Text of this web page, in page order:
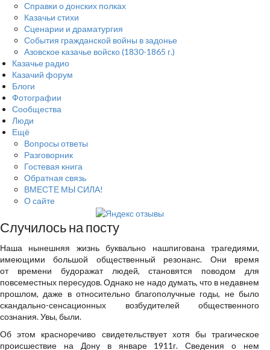
Справки о донских полках
Казачьи стихи
Сценарии и драматургия
События гражданской войны в задонье
Азовское казачье войско (1830-1865 г.)
Казачье радио
Казачий форум
Блоги
Фотографии
Сообщества
Люди
Ещё
Вопросы ответы
Разговорник
Гостевая книга
Обратная связь
ВМЕСТЕ МЫ СИЛА!
О сайте
Случилось на посту
Наша нынешняя жизнь буквально нашпигована трагедиями,
имеющими большой общественный резонанс. Они время
от времени будоражат людей, становятся поводом для
повсеместных пересудов. Однако не надо думать, что в недавнем
прошлом, даже в относительно благополучные годы, не было
скандально-сенсационных возбудителей общественного
сознания. Увы, были.
Об этом красноречиво свидетельствует хотя бы трагическое
проис­шествие на Дону в январе 1911г. Сведения о нем